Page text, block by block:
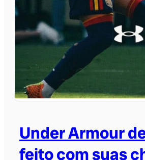
Under Armour
feito com suas